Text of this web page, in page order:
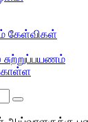
கேள்விகள்